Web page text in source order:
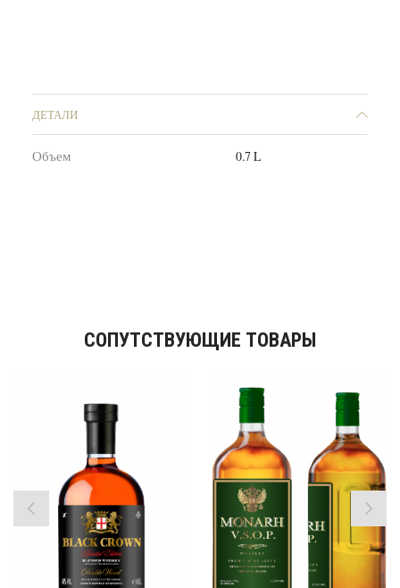
ДЕТАЛИ
Объем 0.7 L
СОПУТСТВУЮЩИЕ ТОВАРЫ